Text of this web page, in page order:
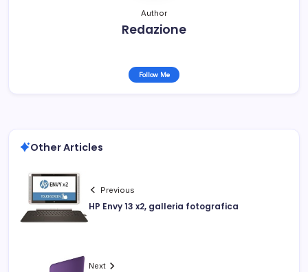
Author
Redazione
Follow Me
Other Articles
Previous
HP Envy 13 x2, galleria fotografica
Next